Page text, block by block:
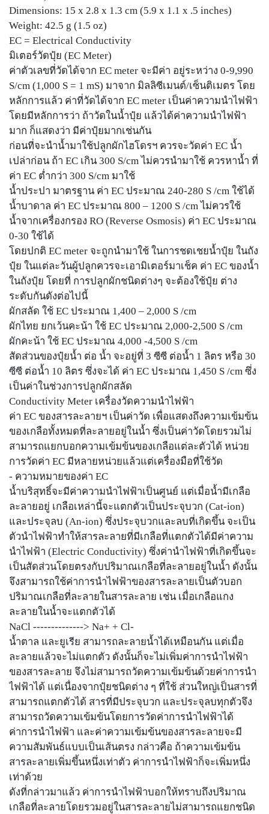
Dimensions: 15 x 2.8 x 1.3 cm (5.9 x 1.1 x .5 inches)
Weight: 42.5 g (1.5 oz)
EC = Electrical Conductivity
มิเตอร์วัดปุ๋ย (EC Meter)
ค่าตัวเลขที่วัดได้จาก EC meter จะมีค่า อยู่ระหว่าง 0-9,990
S/cm (1,000 S = 1 mS) มาจาก มิลลิซีเมนต์/เซ็นติเมตร โดย
หลักการแล้ว ค่าที่วัดได้จาก EC meter เป็นค่าความนำไฟฟ้า
โดยมีหลักการว่า ถ้าวัดในน้ำปุ๋ย แล้วได้ค่าความนำไฟฟ้า
มาก ก็แสดงว่า มีค่าปุ๋ยมากเช่นกัน
ก่อนที่จะนำน้ำมาใช้ปลูกผักไฮโดรฯ ควรจะวัดค่า EC น้ำ
เปล่าก่อน ถ้า EC เกิน 300 S/cm ไม่ควรนำมาใช้ ควรหาน้ำ ที่
ค่า EC ต่ำกว่า 300 S/cm มาใช้
น้ำประปา มาตรฐาน ค่า EC ประมาณ 240-280 S /cm ใช้ได้
น้ำบาดาล ค่า EC ประมาณ 800 – 1200 S /cm ไม่ควรใช้
น้ำจากเครื่องกรอง RO (Reverse Osmosis) ค่า EC ประมาณ
0-30 ใช้ได้
โดยปกติ EC meter จะถูกนำมาใช้ ในการชดเชยน้ำปุ๋ย ในถัง
ปุ๋ย ในแต่ละวันผู้ปลูกควรจะเอามิเตอร์มาเช็ค ค่า EC ของน้ำ
ในถังปุ๋ย โดยที่ การปลูกผักชนิดต่างๆ จะต้องใช้ปุ๋ย ต่าง
ระดับกันดังต่อไปนี้
ผักสลัด ใช้ EC ประมาณ 1,400 – 2,000 S /cm
ผักไทย ยกเว้นคะน้า ใช้ EC ประมาณ 2,000-2,500 S /cm
ผักคะน้า ใช้ EC ประมาณ 4,000 -4,500 S /cm
สัดส่วนของปุ๋ยน้ำ ต่อ น้ำ จะอยู่ที่ 3 ซีซี ต่อน้ำ 1 ลิตร หรือ 30
ซีซี ต่อน้ำ 10 ลิตร ซึ่งจะได้ ค่า EC ประมาณ 1,450 S /cm ซึ่ง
เป็นค่าในช่วงการปลูกผักสลัด
Conductivity Meter เครื่องวัดความนำไฟฟ้า
ค่า EC ของสารละลายฯ เป็นค่าวัด เพื่อแสดงถึงความเข้มข้น
ของเกลือทั้งหมดที่ละลายอยู่ในน้ำ ซึ่งเป็นค่าวัดโดยรวมไม่
สามารถแยกบอกความเข้มข้นของเกลือแต่ละตัวได้ หน่วย
การวัดค่า EC มีหลายหน่วยแล้วแต่เครื่องมือที่ใช้วัด
- ความหมายของค่า EC
น้ำบริสุทธิ์จะมีค่าความนำไฟฟ้าเป็นศูนย์ แต่เมื่อน้ำมีเกลือ
ละลายอยู่ เกลือเหล่านี้จะแตกตัวเป็นประจุบวก (Cat-ion)
และประจุลบ (An-ion) ซึ่งประจุบวกและลบที่เกิดขึ้น จะเป็น
ตัวนำไฟฟ้าทำให้สารละลายที่มีเกลือที่แตกตัวได้มีค่าความ
นำไฟฟ้า (Electric Conductivity) ซึ่งค่านำไฟฟ้าที่เกิดขึ้นจะ
เป็นสัดส่วนโดยตรงกับปริมาณเกลือที่ละลายอยู่ในน้ำ ดังนั้น
จึงสามารถใช้ค่าการนำไฟฟ้าของสารละลายเป็นตัวบอก
ปริมาณเกลือที่ละลายในสารละลาย เช่น เมื่อเกลือแกง
ละลายในน้ำจะแตกตัวได้
NaCl --------------> Na+ + Cl-
น้ำตาล และยูเรีย สามารถละลายน้ำได้เหมือนกัน แต่เมื่อ
ละลายแล้วจะไม่แตกตัว ดังนั้นก็จะไม่เพิ่มค่าการนำไฟฟ้า
ของสารละลาย จึงไม่สามารถวัดความเข้มข้นด้วยค่าการนำ
ไฟฟ้าได้ แต่เนื่องจากปุ๋ยชนิดต่าง ๆ ที่ใช้ ส่วนใหญ่เป็นสารที่
สามารถแตกตัวได้ สารที่มีประจุบวก และประจุลบทุกตัวจึง
สามารถวัดความเข้มข้นโดยการวัดค่าการนำไฟฟ้าได้
ค่าการนำไฟฟ้า และค่าความเข้มข้นของสารละลายจะมี
ความสัมพันธ์แบบเป็นเส้นตรง กล่าวคือ ถ้าความเข้มข้น
สารละลายเพิ่มขึ้นหนึ่งเท่าตัว ค่าการนำไฟฟ้าก็จะเพิ่มหนึ่ง
เท่าด้วย
ดังที่กล่าวมาแล้ว ค่าการนำไฟฟ้าบอกให้ทราบถึงปริมาณ
เกลือที่ละลายโดยรวมอยู่ในสารละลายไม่สามารถแยกชนิด